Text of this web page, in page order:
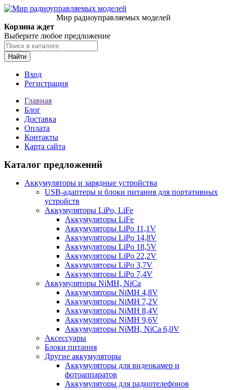
Мир радиоуправляемых моделей
Корзина ждет
Выберите любое предложение
Найти
Вход
Регистрация
Главная
Блог
Доставка
Оплата
Контакты
Карта сайта
Каталог предложений
Аккумуляторы и зарядные устройства
USB-адаптеры и блоки питания для портативных
устройств
Аккумуляторы LiPo, LiFe
Аккумуляторы LiFe
Аккумуляторы LiPo 11,1V
Аккумуляторы LiPo 14,8V
Аккумуляторы LiPo 18,5V
Аккумуляторы LiPo 22,2V
Аккумуляторы LiPo 3,7V
Аккумуляторы LiPo 7,4V
Аккумуляторы NiMH, NiCa
Аккумуляторы NiMH 4,8V
Аккумуляторы NiMH 7,2V
Аккумуляторы NiMH 8,4V
Аккумуляторы NiMH 9,6V
Аккумуляторы NiMH, NiCa 6,0V
Аксессуары
Блоки питания
Другие аккумуляторы
Аккумуляторы для видеокамер и
фотоаппаратов
Аккумуляторы для радиотелефонов